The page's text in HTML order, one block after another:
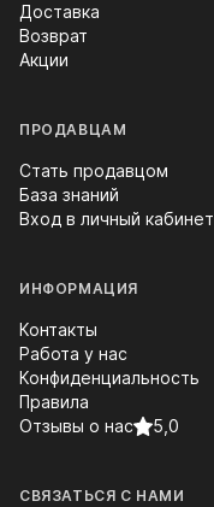
Доставка
Возврат
Акции
ПРОДАВЦАМ
Стать продавцом
База знаний
Вход в личный кабинет
ИНФОРМАЦИЯ
Контакты
Работа у нас
Конфиденциальность
Правила
Отзывы о нас
5,0
СВЯЗАТЬСЯ С НАМИ